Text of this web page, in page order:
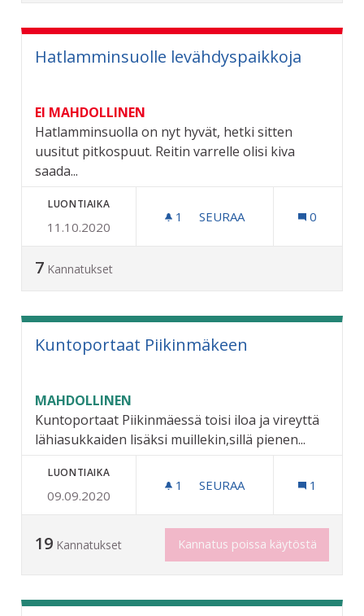
Hatlamminsuolle levähdyspaikkoja
EI MAHDOLLINEN
Hatlamminsuolla on nyt hyvät, hetki sitten
uusitut pitkospuut. Reitin varrelle olisi kiva
saada...
LUONTIAIKA
11.10.2020
1 1 SEURAAJA
SEURAA 0
7 Kannatukset
Kuntoportaat Piikinmäkeen
MAHDOLLINEN
Kuntoportaat Piikinmäessä toisi iloa ja vireyttä
lähiasukkaiden lisäksi muillekin,sillä pienen...
LUONTIAIKA
09.09.2020
1 1 SEURAAJA
SEURAA 1
19 Kannatukset Kannatus poissa käytöstä